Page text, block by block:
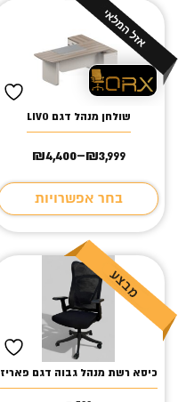
שולחן מנהל דגם LIVO
₪3,999
–
₪4,400
טווח
⁦₪3,999⁩
עד
בחר אפשרויות
כיסא רשת מנהל גבוה דגם פאריז